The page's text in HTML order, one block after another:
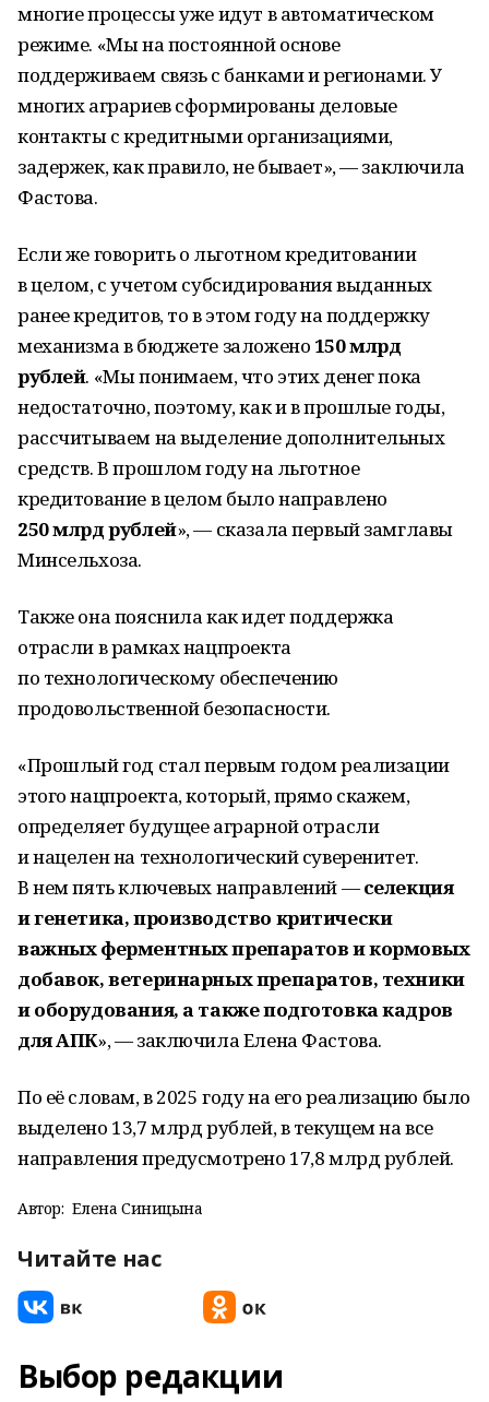
многие процессы уже идут в автоматическом
режиме. «Мы на постоянной основе
поддерживаем связь с банками и регионами. У
многих аграриев сформированы деловые
контакты с кредитными организациями,
задержек, как правило, не бывает», — заключила
Фастова.
Если же говорить о льготном кредитовании
в целом, с учетом субсидирования выданных
ранее кредитов, то в этом году на поддержку
механизма в бюджете заложено 150 млрд
рублей. «Мы понимаем, что этих денег пока
недостаточно, поэтому, как и в прошлые годы,
рассчитываем на выделение дополнительных
средств. В прошлом году на льготное
кредитование в целом было направлено
250 млрд рублей», — сказала первый замглавы
Минсельхоза.
Также она пояснила как идет поддержка
отрасли в рамках нацпроекта
по технологическому обеспечению
продовольственной безопасности.
«Прошлый год стал первым годом реализации
этого нацпроекта, который, прямо скажем,
определяет будущее аграрной отрасли
и нацелен на технологический суверенитет.
В нем пять ключевых направлений —селекция
и генетика, производство критически
важных ферментных препаратов и кормовых
добавок, ветеринарных препаратов, техники
и оборудования, а также подготовка кадров
для АПК», — заключила Елена Фастова.
По её словам, в 2025 году на его реализацию было
выделено 13,7 млрд рублей, в текущем на все
направления предусмотрено 17,8 млрд рублей.
Автор: Елена Синицына
Читайте нас
Выбор редакции